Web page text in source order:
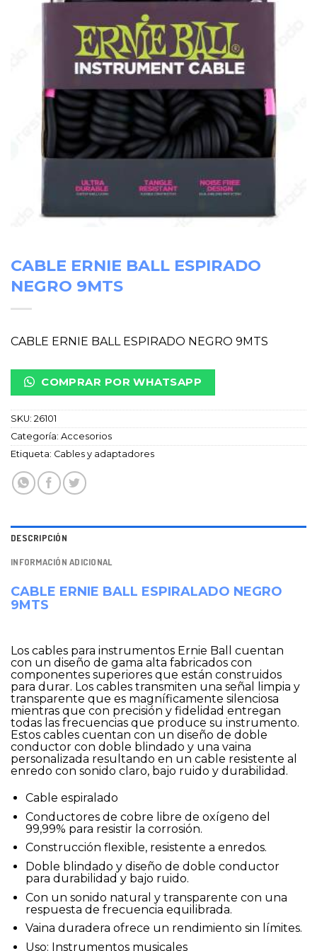
CABLE ERNIE BALL ESPIRADO
NEGRO 9MTS
CABLE ERNIE BALL ESPIRADO NEGRO 9MTS
COMPRAR POR WHATSAPP
SKU: 26101
Categoría: Accesorios
Etiqueta: Cables y adaptadores
DESCRIPCIÓN
INFORMACIÓN ADICIONAL
CABLE ERNIE BALL ESPIRALADO NEGRO
9MTS
Los cables para instrumentos Ernie Ball cuentan
con un diseño de gama alta fabricados con
componentes superiores que están construidos
para durar. Los cables transmiten una señal limpia y
transparente que es magníficamente silenciosa
mientras que con precisión y fidelidad entregan
todas las frecuencias que produce su instrumento.
Estos cables cuentan con un diseño de doble
conductor con doble blindado y una vaina
personalizada resultando en un cable resistente al
enredo con sonido claro, bajo ruido y durabilidad.
Cable espiralado
Conductores de cobre libre de oxígeno del
99,99% para resistir la corrosión.
Construcción flexible, resistente a enredos.
Doble blindado y diseño de doble conductor
para durabilidad y bajo ruido.
Con un sonido natural y transparente con una
respuesta de frecuencia equilibrada.
Vaina duradera ofrece un rendimiento sin límites.
Uso: Instrumentos musicales